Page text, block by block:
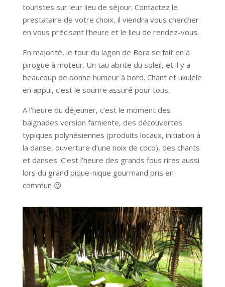
touristes sur leur lieu de séjour. Contactez le
prestataire de votre choix, il viendra vous chercher
en vous précisant l’heure et le lieu de rendez-vous.
En majorité, le tour du lagon de Bora se fait en à
pirogue à moteur. Un tau abrite du soleil, et il y a
beaucoup de bonne humeur à bord. Chant et ukulele
en appui, c’est le sourire assuré pour tous.
A l’heure du déjeuner, c’est le moment des
baignades version farniente, des découvertes
typiques polynésiennes (produits locaux, initiation à
la danse, ouverture d’une noix de coco), des chants
et danses. C’est l’heure des grands fous rires aussi
lors du grand pique-nique gourmand pris en
commun 😉